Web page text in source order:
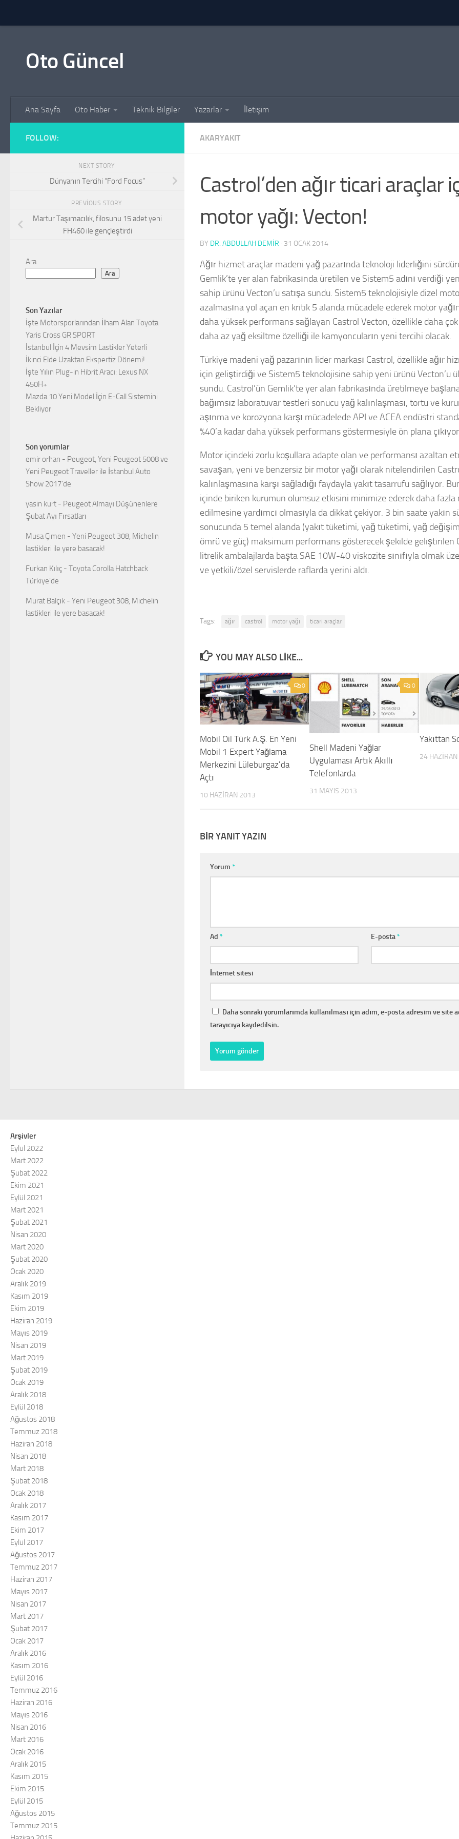
Oto Güncel
Ana Sayfa Oto Haber Teknik Bilgiler Yazarlar İletişim
AKARYAKIT
Castrol’den ağır ticari araçlar
motor yağı: Vecton!
BY DR. ABDULLAH DEMİR · 31 OCAK 2014
Ağır hizmet araçlar madeni yağ pazarında teknoloji liderliğini
Gemlik’te yer alan fabrikasında üretilen ve Sistem5 adını verdiği
sahip ürünü Vecton’u satışa sundu. Sistem5 teknolojisiyle dizel
azalmasına yol açan en kritik 5 alanda mücadele ederek motor
daha yüksek performans sağlayan Castrol Vecton, özellikle daha
daha az yağ eksiltme özelliği ile kamyoncuların yeni tercihi olacak.
Türkiye madeni yağ pazarının lider markası Castrol, özellikle ağır
için geliştirdiği ve Sistem5 teknolojisine sahip yeni ürünü Vecton’u
sundu. Castrol’ün Gemlik’te yer alan fabrikasında üretilmeye
bağımsız laboratuvar testleri sonucu yağ kalınlaşması, tortu ve
aşınma ve korozyona karşı mücadelede API ve ACEA endüstri
%40’a kadar daha yüksek performans göstermesiyle ön plana
Motor içindeki zorlu koşullara adapte olan ve performansı azaltan
savaşan, yeni ve benzersiz bir motor yağı olarak nitelendirilen
kalınlaşmasına karşı sağladığı faydayla yakıt tasarrufu sağlıyor.
içinde biriken kurumun olumsuz etkisini minimize ederek daha fazla
edilmesine yardımcı olmasıyla da dikkat çekiyor. 3 bin saate yakın
sonucunda 5 temel alanda (yakıt tüketimi, yağ tüketimi, yağ değişim
ömrü ve güç) maksimum performans gösterecek şekilde geliştirilen
litrelik ambalajlarda başta SAE 10W-40 viskozite sınıfıyla olmak
ve yetkili/özel servislerde raflarda yerini aldı.
Tags: ağır castrol motor yağı ticari araçlar
YOU MAY ALSO LIKE...
0
Mobil Oil Türk A.Ş. En Yeni
Mobil 1 Expert Yağlama
Merkezini Lüleburgaz’da
Açtı
10 HAZIRAN 2013
0
Shell Madeni Yağlar
Uygulaması Artık Akıllı
Telefonlarda
31 MAYIS 2013
Yakıttan
24
BIR YANIT YAZIN
Yorum *
Ad * E-posta*
İnternet sitesi
Daha sonraki yorumlarımda kullanılması için adım, e-posta adresim ve site
tarayıcıya kaydedilsin.
FOLLOW:
NEXT STORY
Dünyanın Tercihi “Ford Focus”
PREVIOUS STORY
Martur Taşımacılık, filosunu 15 adet yeni
FH460 ile gençleştirdi
Ara
Ara
Son Yazılar
İşte Motorsporlarından İlham Alan Toyota
Yaris Cross GR SPORT
İstanbul İçin 4 Mevsim Lastikler Yeterli
İkinci Elde Uzaktan Ekspertiz Dönemi!
İşte Yılın Plug-in Hibrit Aracı: Lexus NX
450H+
Mazda 10 Yeni Model İçin E-Call Sistemini
Bekliyor
Son yorumlar
emir orhan - Peugeot, Yeni Peugeot 5008 ve
Yeni Peugeot Traveller ile İstanbul Auto
Show 2017’de
yasin kurt - Peugeot Almayı Düşünenlere
Şubat Ayı Fırsatları
Musa Çimen - Yeni Peugeot 308, Michelin
lastikleri ile yere basacak!
Furkan Kılıç - Toyota Corolla Hatchback
Türkiye’de
Murat Balçık - Yeni Peugeot 308, Michelin
lastikleri ile yere basacak!
Arşivler
Eylül 2022
Mart 2022
Şubat 2022
Ekim 2021
Eylül 2021
Mart 2021
Şubat 2021
Nisan 2020
Mart 2020
Şubat 2020
Ocak 2020
Aralık 2019
Kasım 2019
Ekim 2019
Haziran 2019
Mayıs 2019
Nisan 2019
Mart 2019
Şubat 2019
Ocak 2019
Aralık 2018
Eylül 2018
Ağustos 2018
Temmuz 2018
Haziran 2018
Nisan 2018
Mart 2018
Şubat 2018
Ocak 2018
Aralık 2017
Kasım 2017
Ekim 2017
Eylül 2017
Ağustos 2017
Temmuz 2017
Haziran 2017
Mayıs 2017
Nisan 2017
Mart 2017
Şubat 2017
Ocak 2017
Aralık 2016
Kasım 2016
Eylül 2016
Temmuz 2016
Haziran 2016
Mayıs 2016
Nisan 2016
Mart 2016
Ocak 2016
Aralık 2015
Kasım 2015
Ekim 2015
Eylül 2015
Ağustos 2015
Temmuz 2015